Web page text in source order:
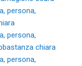
persona,
persona,
chiara
persona,